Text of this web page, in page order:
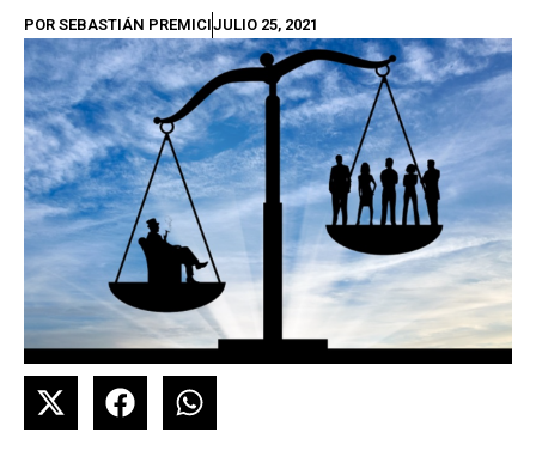
POR SEBASTIÁN PREMICIJULIO 25, 2021